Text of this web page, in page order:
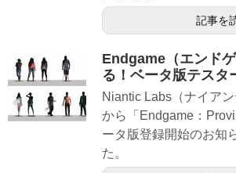
記事を
Endgame（エンド
る！ベータ版テスタ
Niantic Labs（ナイアン
から「Endgame：
ータ版登録開始のお知
た。